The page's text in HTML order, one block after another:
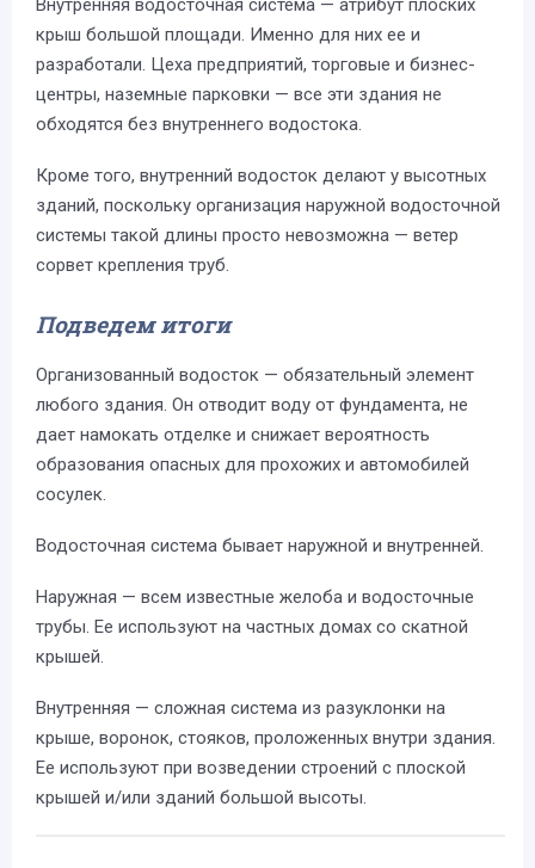
Внутренняя водосточная система — атрибут плоских
крыш большой площади. Именно для них ее и
разработали. Цеха предприятий, торговые и бизнес-
центры, наземные парковки — все эти здания не
обходятся без внутреннего водостока.
Кроме того, внутренний водосток делают у высотных
зданий, поскольку организация наружной водосточной
системы такой длины просто невозможна — ветер
сорвет крепления труб.
Подведем итоги
Организованный водосток — обязательный элемент
любого здания. Он отводит воду от фундамента, не
дает намокать отделке и снижает вероятность
образования опасных для прохожих и автомобилей
сосулек.
Водосточная система бывает наружной и внутренней.
Наружная — всем известные желоба и водосточные
трубы. Ее используют на частных домах со скатной
крышей.
Внутренняя — сложная система из разуклонки на
крыше, воронок, стояков, проложенных внутри здания.
Ее используют при возведении строений с плоской
крышей и/или зданий большой высоты.